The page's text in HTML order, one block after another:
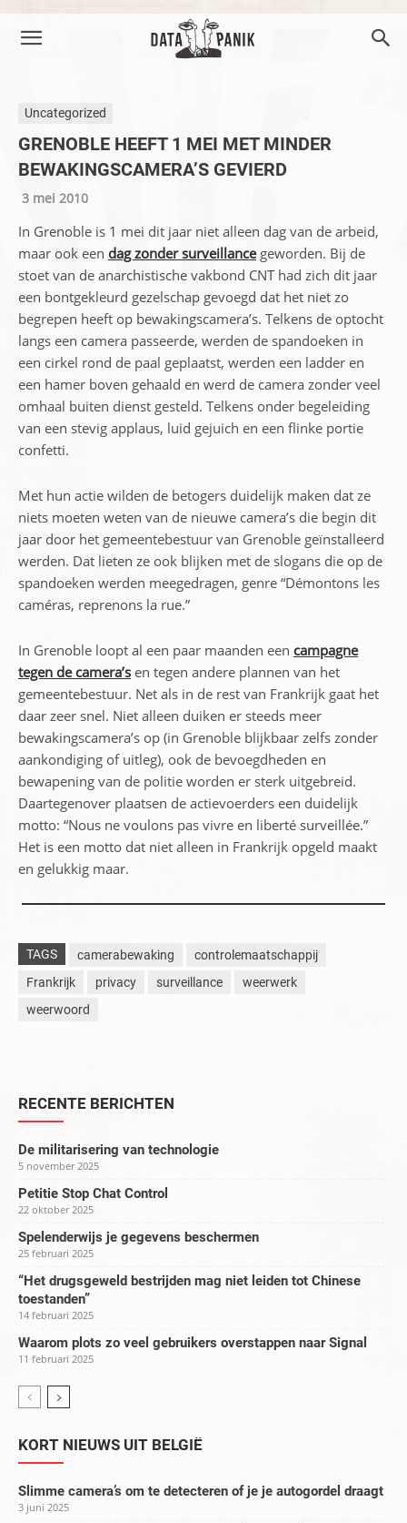
Uncategorized
GRENOBLE HEEFT 1 MEI MET MINDER
BEWAKINGSCAMERA’S GEVIERD
3 mei 2010
In Grenoble is 1 mei dit jaar niet alleen dag van de arbeid,
maar ook een dag zonder surveillancegeworden. Bij de
stoet van de anarchistische vakbond CNT had zich dit jaar
een bontgekleurd gezelschap gevoegd dat het niet zo
begrepen heeft op bewakingscamera’s. Telkens de optocht
langs een camera passeerde, werden de spandoeken in
een cirkel rond de paal geplaatst, werden een ladder en
een hamer boven gehaald en werd de camera zonder veel
omhaal buiten dienst gesteld. Telkens onder begeleiding
van een stevig applaus, luid gejuich en een flinke portie
confetti.
Met hun actie wilden de betogers duidelijk maken dat ze
niets moeten weten van de nieuwe camera’s die begin dit
jaar door het gemeentebestuur van Grenoble geïnstalleerd
werden. Dat lieten ze ook blijken met de slogans die op de
spandoeken werden meegedragen, genre “Démontons les
caméras, reprenons la rue.”
In Grenoble loopt al een paar maanden een campagne
tegen de camera’s en tegen andere plannen van het
gemeentebestuur. Net als in de rest van Frankrijk gaat het
daar zeer snel. Niet alleen duiken er steeds meer
bewakingscamera’s op (in Grenoble blijkbaar zelfs zonder
aankondiging of uitleg), ook de bevoegdheden en
bewapening van de politie worden er sterk uitgebreid.
Daartegenover plaatsen de actievoerders een duidelijk
motto: “Nous ne voulons pas vivre en liberté surveillée.”
Het is een motto dat niet alleen in Frankrijk opgeld maakt
en gelukkig maar.
TAGS camerabewaking
controlemaatschappij
Frankrijk
privacy surveillance
weerwerk
weerwoord
RECENTE BERICHTEN
De militarisering van technologie
5 november 2025
Petitie Stop Chat Control
22 oktober 2025
Spelenderwijs je gegevens beschermen
25 februari 2025
“Het drugsgeweld bestrijden mag niet leiden tot Chinese
toestanden”
14 februari 2025
Waarom plots zo veel gebruikers overstappen naar Signal
11 februari 2025
KORT NIEUWS UIT BELGIË
Slimme camera’s om te detecteren of je je autogordel draagt
3 juni 2025